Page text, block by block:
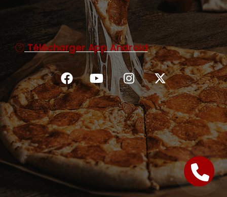
Télécharger App Android